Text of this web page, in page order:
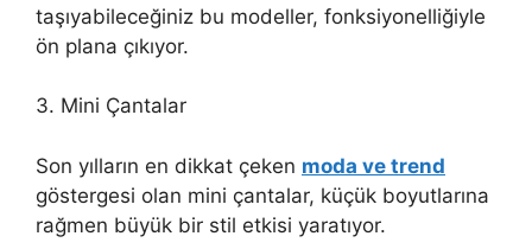
taşıyabileceğiniz bu modeller, fonksiyonelliğiyle
ön plana çıkıyor.
3. Mini Çantalar
Son yılların en dikkat çeken moda ve trend
göstergesi olan mini çantalar, küçük boyutlarına
rağmen büyük bir stil etkisi yaratıyor.